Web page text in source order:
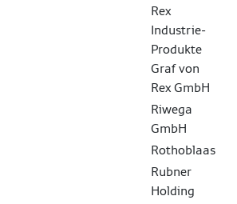
Rex
Industrie-
Produkte
Graf von
Rex GmbH
Riwega
GmbH
Rothoblaas
Rubner
Holding